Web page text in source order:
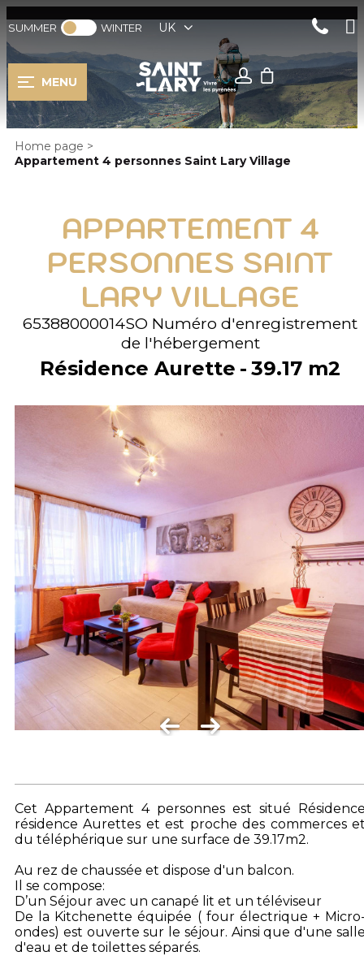
SUMMER WINTER UK
MENU
Home page >
Appartement 4 personnes Saint Lary Village
APPARTEMENT 4
PERSONNES SAINT
LARY VILLAGE
65388000014SO Numéro d'enregistrement
de l'hébergement
Résidence Aurette 39.17 m2
Cet Appartement 4 personnes est situé
résidence Aurettes et est proche des commerces
du téléphérique sur une surface de 39.17m2.
Au rez de chaussée et dispose d'un balcon.
Il se compose:
D’un Séjour avec un canapé lit et un téléviseur
De la Kitchenette équipée ( four électrique +
ondes) est ouverte sur le séjour. Ainsi que d'une
d'eau et de toilettes séparés.